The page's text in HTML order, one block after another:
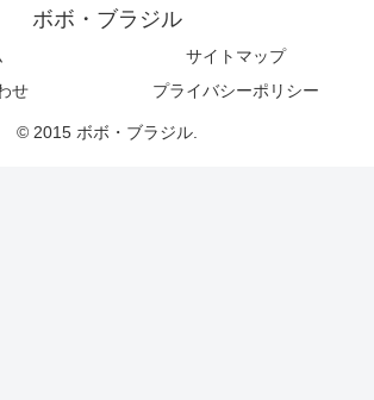
ボボ・ブラジル
サイトマップ
せ
プライバシーポリシー
© 2015 ボボ・ブラジル.